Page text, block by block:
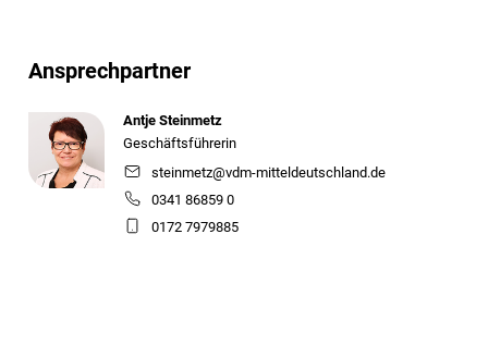
Ansprechpartner
Antje Steinmetz
Geschäftsführerin
steinmetz@vdm-mitteldeutschland.de
0341 86859 0
0172 7979885